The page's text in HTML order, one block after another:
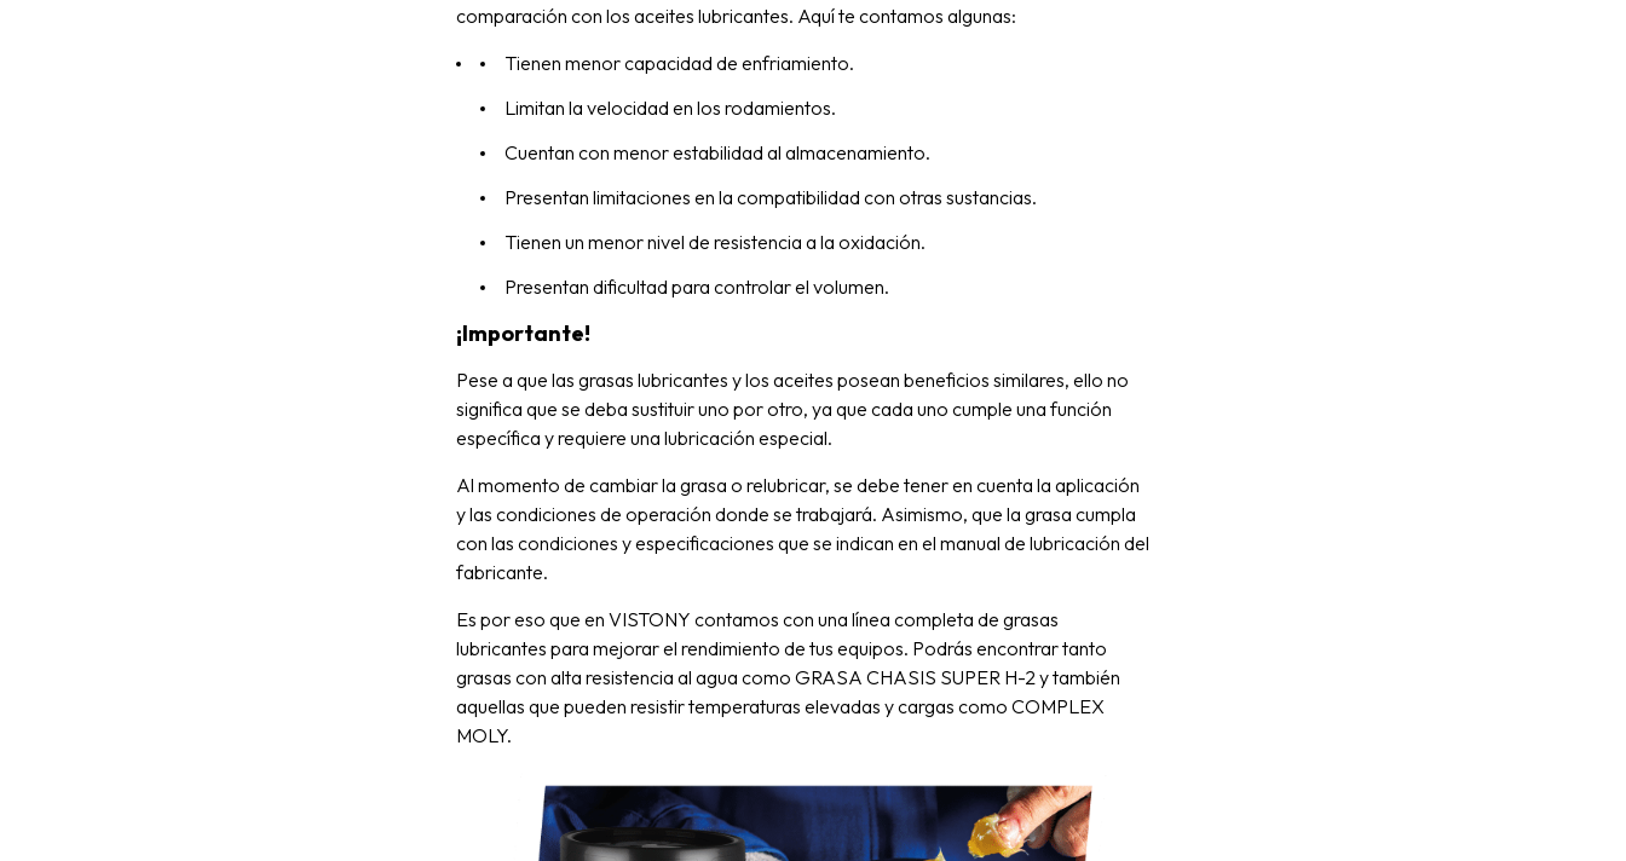
comparación con los aceites lubricantes. Aquí te contamos algunas:
Tienen menor capacidad de enfriamiento.
Limitan la velocidad en los rodamientos.
Cuentan con menor estabilidad al almacenamiento.
Presentan limitaciones en la compatibilidad con otras sustancias.
Tienen un menor nivel de resistencia a la oxidación.
Presentan dificultad para controlar el volumen.
¡Importante!
Pese a que las grasas lubricantes y los aceites posean beneficios similares, ello no
significa que se deba sustituir uno por otro, ya que cada uno cumple una función
específica y requiere una lubricación especial.
Al momento de cambiar la grasa o relubricar, se debe tener en cuenta la aplicación
y las condiciones de operación donde se trabajará. Asimismo, que la grasa cumpla
con las condiciones y especificaciones que se indican en el manual de lubricación del
fabricante.
Es por eso que en VISTONY contamos con una línea completa de grasas
lubricantes para mejorar el rendimiento de tus equipos. Podrás encontrar tanto
grasas con alta resistencia al agua como GRASA CHASIS SUPER H-2 y también
aquellas que pueden resistir temperaturas elevadas y cargas como COMPLEX
MOLY.